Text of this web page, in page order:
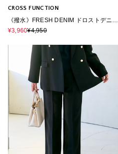
CROSS FUNCTION
《撥水》FRESH DENIM ドロストデニム
ワイドパンツ
¥3,960¥4,950